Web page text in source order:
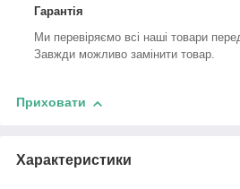
Гарантія
Ми перевіряємо всі наші товари
Завжди можливо замінити товар.
Приховати
Характеристики